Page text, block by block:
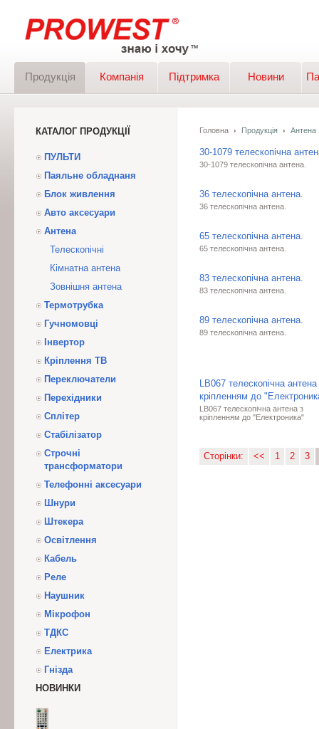
Продукція Компанія Підтримка Новини
КАТАЛОГ ПРОДУКЦІЇ
ПУЛЬТИ
Паяльне обладнаня
Блок живлення
Авто аксесуари
Антена
Телескопічні
Кімнатна антена
Зовнішня антена
Термотрубка
Гучномовці
Інвертор
Кріплення ТВ
Переключатели
Перехідники
Сплітер
Стабілізатор
Строчні
трансформатори
Телефонні аксесуари
Шнури
Штекера
Освітлення
Кабель
Реле
Наушник
Мікрофон
ТДКС
Електрика
Гнізда
НОВИНКИ
Головна Продукція Антена
30-1079 телескопічна
30-1079 телескопічна антена.
36 телескопічна антена.
36 телескопічна антена.
65 телескопічна антена.
65 телескопічна антена.
83 телескопічна антена.
83 телескопічна антена.
89 телескопічна антена.
89 телескопічна антена.
LB067 телескопічна антена
кріпленням до
LB067 телескопічна антена з
кріпленням до "Електроника"
Сторінки: << 1 2 3